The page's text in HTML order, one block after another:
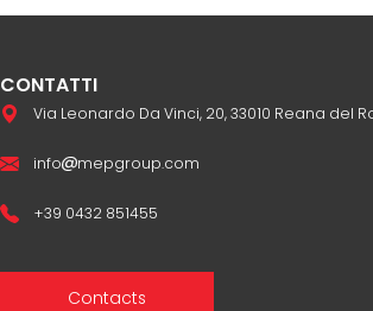
CONTATTI
Via Leonardo Da Vinci, 20, 33010 Reana del
info mepgroup.com
+39 0432 851455
Contacts